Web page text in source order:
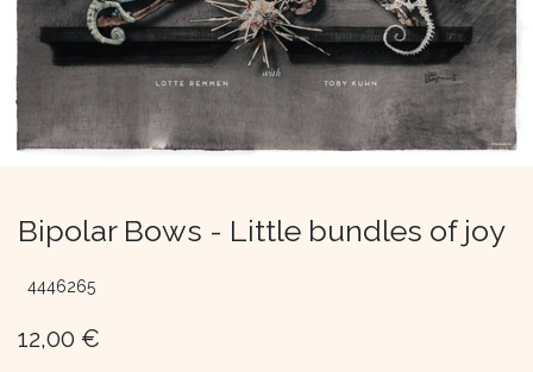
Bipolar Bows - Little bundles of joy
4446265
12,00 €